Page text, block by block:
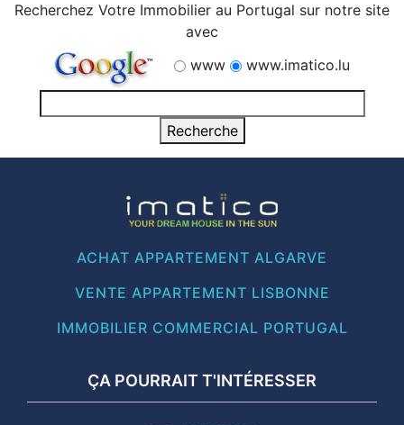
Recherchez Votre Immobilier au Portugal sur notre site
avec
www
www.imatico.lu
ACHAT APPARTEMENT ALGARVE
VENTE APPARTEMENT LISBONNE
IMMOBILIER COMMERCIAL PORTUGAL
ÇA POURRAIT T'INTÉRESSER